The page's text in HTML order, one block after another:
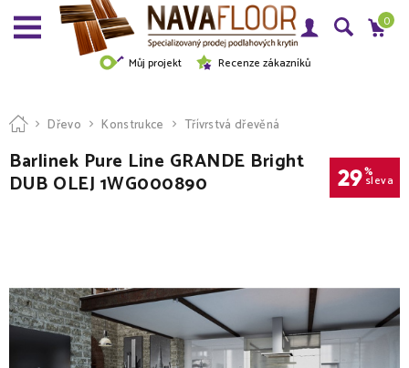
Můj projekt Recenze zákazníků
0
Dřevo Konstrukce Třívrstvá dřevěná
Barlinek Pure Line GRANDE Bright
DUB OLEJ 1WG000890 29%
sleva